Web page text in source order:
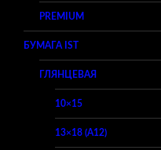
PREMIUM
БУМАГА IST
ГЛЯНЦЕВАЯ
10×15
13×18 (A12)